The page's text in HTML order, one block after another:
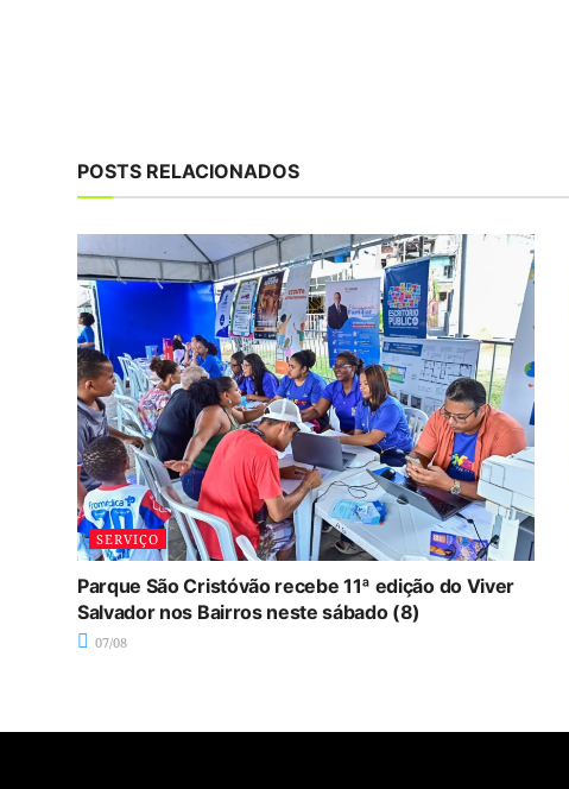
POSTS RELACIONADOS
SERVIÇO
Parque São Cristóvão recebe 11ª edição do Viver
Salvador nos Bairros neste sábado (8)
07/08